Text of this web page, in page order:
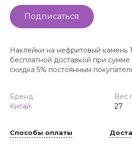
Подписаться
Наклейки на нефритовый камень
бесплатной доставкой при сумме
скидка 5% постоянным
Бренд
Китай
Вес
27
Способы оплаты